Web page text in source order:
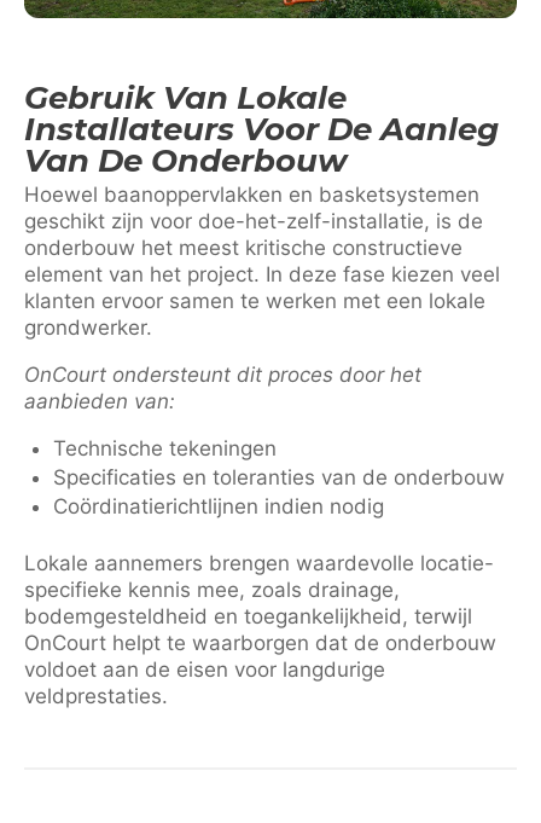
Gebruik Van Lokale
Installateurs Voor De Aanleg
Van De Onderbouw
Hoewel baanoppervlakken en basketsystemen
geschikt zijn voor doe-het-zelf-installatie, is de
onderbouw het meest kritische constructieve
element van het project. In deze fase kiezen veel
klanten ervoor samen te werken met een lokale
grondwerker.
OnCourt ondersteunt dit proces door het
aanbieden van:
Technische tekeningen
Specificaties en toleranties van de onderbouw
Coördinatierichtlijnen indien nodig
Lokale aannemers brengen waardevolle locatie-
specifieke kennis mee, zoals drainage,
bodemgesteldheid en toegankelijkheid, terwijl
OnCourt helpt te waarborgen dat de onderbouw
voldoet aan de eisen voor langdurige
veldprestaties.